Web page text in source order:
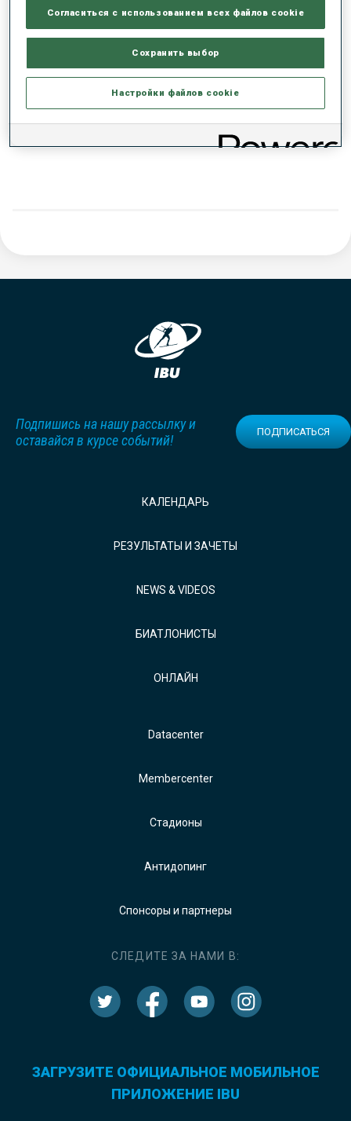
Данных нет
РЕЗУЛЬТАТЫ - ТЕНДЕНЦИЯ
ДАННЫХ НЕТ
Подпишись на нашу рассылку и
оставайся в курсе событий!
ПОДПИСАТЬСЯ
КАЛЕНДАРЬ
РЕЗУЛЬТАТЫ И ЗАЧЕТЫ
NEWS & VIDEOS
БИАТЛОНИСТЫ
ОНЛАЙН
Datacenter
Membercenter
Стадионы
Антидопинг
Спонсоры и партнеры
СЛЕДИТЕ ЗА НАМИ В:
ЗАГРУЗИТЕ ОФИЦИАЛЬНОЕ МОБИЛЬНОЕ
ПРИЛОЖЕНИЕ IBU
Согласиться с использованием всех файлов cookie
Сохранить выбор
Настройки файлов cookie